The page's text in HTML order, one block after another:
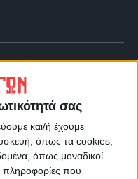
σας
και/ή έχουμε
όπως τα cookies,
όπως μοναδικοί
πληροφορίες που